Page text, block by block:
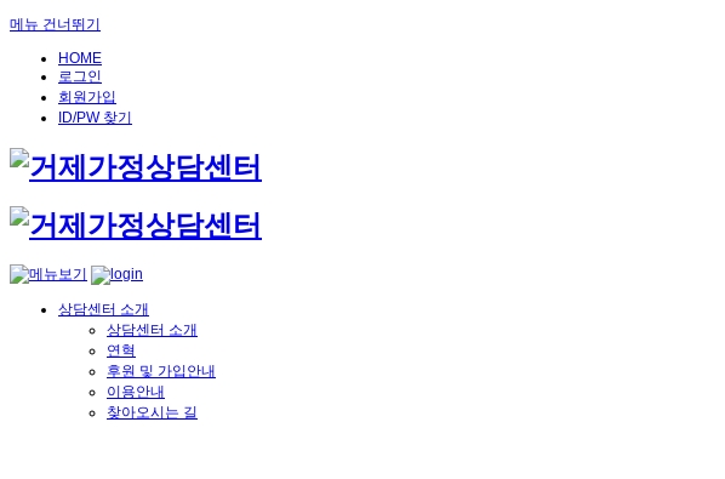
메뉴 건너뛰기
HOME
로그인
회원가입
ID/PW 찾기
상담센터 소개
상담센터 소개
연혁
후원 및 가입안내
이용안내
찾아오시는 길